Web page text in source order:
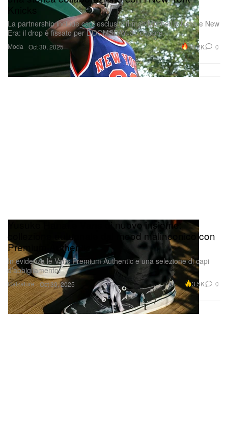
Moda
La partnership include capi esclusivi firmati Mitchell & Ness e New
Era: il drop è fissato per DOOMSDAY, 31 ottobre.
Oct 30, 2025 30.2K 0
Calzature
Yusuke Hanai e Vans di nuovo insieme:
collezione autunnale dal mood malinconico con
Premium Authentic
In evidenza le Vans Premium Authentic e una selezione di capi
d’abbigliamento.
Oct 30, 2025 3.5K 0